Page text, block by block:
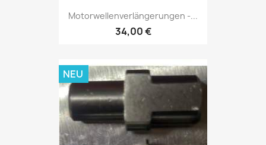
Motorwellenverlängerungen -...
34,00 €
NEU